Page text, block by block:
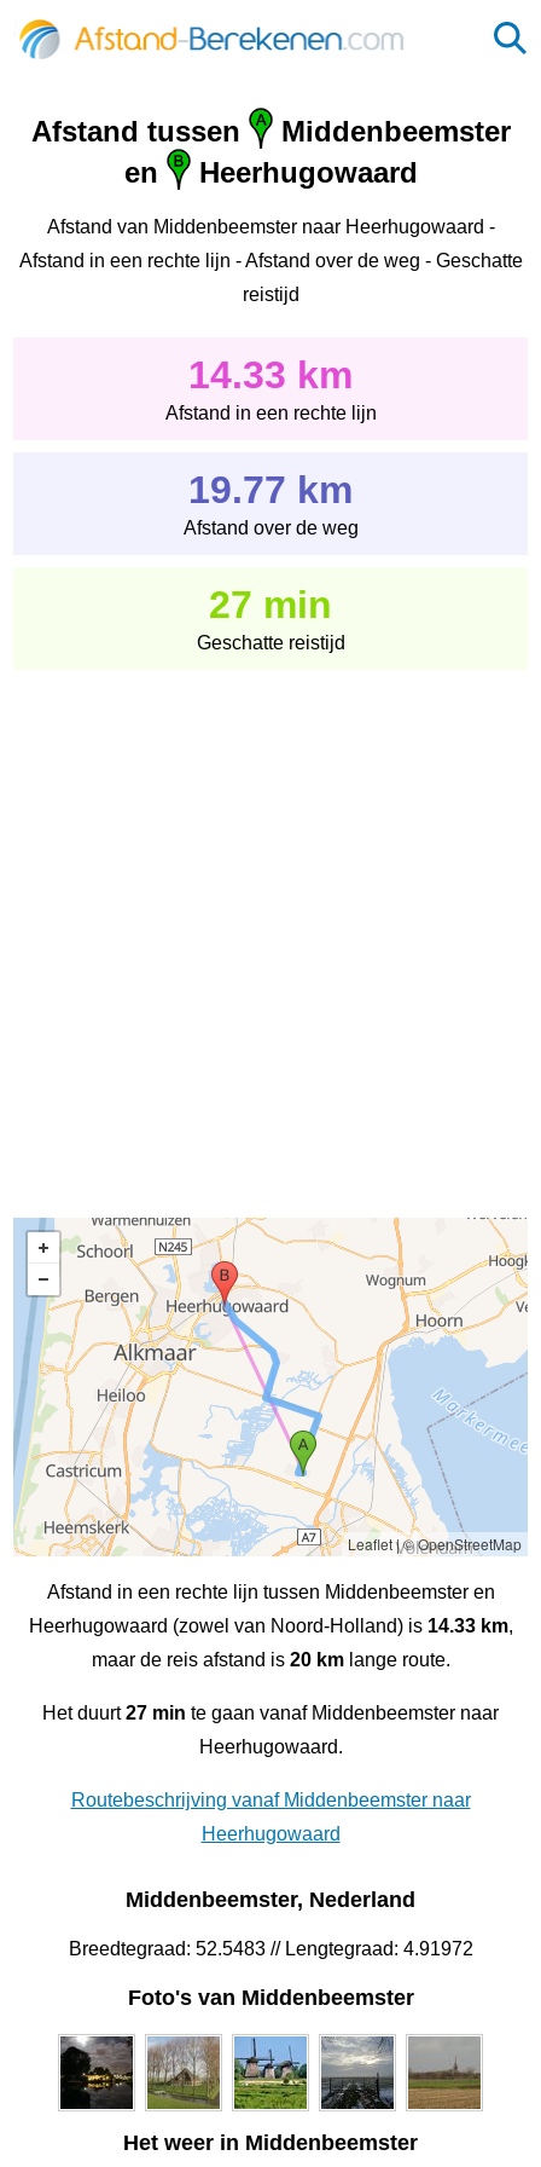
Afstand tussen
Middenbeemster
en
Heerhugowaard
Afstand van Middenbeemster naar Heerhugowaard -
Afstand in een rechte lijn - Afstand over de weg - Geschatte
reistijd
14.33 km
Afstand in een rechte lijn
19.77 km
Afstand over de weg
27 min
Geschatte reistijd
Leaflet|© OpenStreetMap
Afstand in een rechte lijn tussen Middenbeemster en
Heerhugowaard (zowel van Noord-Holland) is 14.33 km,
maar de reis afstand is 20 kmlange route.
Het duurt27 min te gaan vanaf Middenbeemster naar
Heerhugowaard.
Routebeschrijving vanaf Middenbeemster naar
Heerhugowaard
Middenbeemster, Nederland
Breedtegraad: 52.5483 // Lengtegraad: 4.91972
Foto's van Middenbeemster
Het weer in Middenbeemster